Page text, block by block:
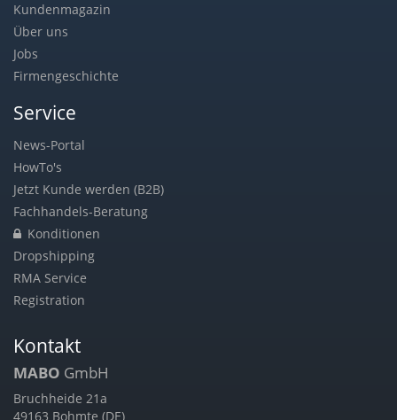
Kundenmagazin
Über uns
Jobs
Firmengeschichte
Service
News-Portal
HowTo's
Jetzt Kunde werden (B2B)
Fachhandels-Beratung
Konditionen
Dropshipping
RMA Service
Registration
Kontakt
MABO GmbH
Bruchheide 21a
49163 Bohmte (DE)